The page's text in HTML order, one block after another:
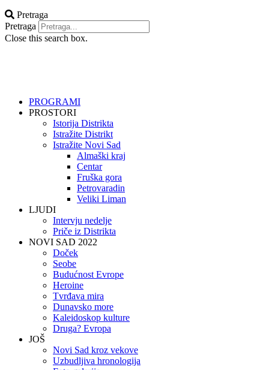
Pretraga
Pretraga
Close this search box.
PROGRAMI
PROSTORI
Istorija Distrikta
Istražite Distrikt
Istražite Novi Sad
Almaški kraj
Centar
Fruška gora
Petrovaradin
Veliki Liman
LJUDI
Intervju nedelje
Priče iz Distrikta
NOVI SAD 2022
Doček
Seobe
Budućnost Evrope
Heroine
Tvrđava mira
Dunavsko more
Kaleidoskop kulture
Druga? Evropa
JOŠ
Novi Sad kroz vekove
Uzbudljiva hronologija